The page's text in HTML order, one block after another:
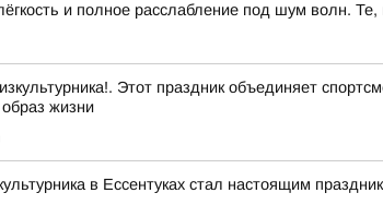
и полное расслабление под шум волн. Те,
Этот праздник объединяет
жизни
в Ессентуках стал настоящим